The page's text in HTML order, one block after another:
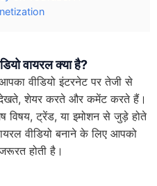
वायरल क्या है?
वीडियो इंटरनेट पर तेजी से
शेयर करते और कमेंट करते हैं।
विषय, ट्रेंड, या इमोशन से जुड़े होते
वीडियो बनाने के लिए आपको
होती है।